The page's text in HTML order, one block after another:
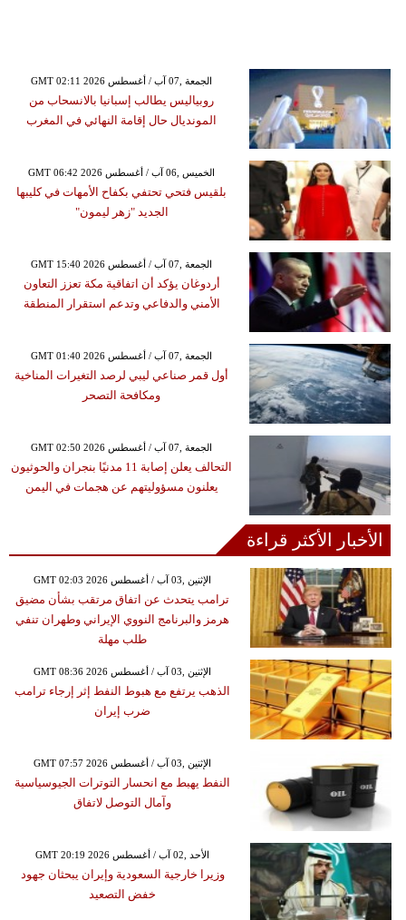
GMT 02:11 2026 الجمعة ,07 آب / أغسطس
روبياليس يطالب إسبانيا بالانسحاب من
المونديال حال إقامة النهائي في المغرب
GMT 06:42 2026 الخميس ,06 آب / أغسطس
بلقيس فتحي تحتفي بكفاح الأمهات في كليبها
الجديد "زهر ليمون"
GMT 15:40 2026 الجمعة ,07 آب / أغسطس
أردوغان يؤكد أن اتفاقية مكة تعزز التعاون
الأمني والدفاعي وتدعم استقرار المنطقة
GMT 01:40 2026 الجمعة ,07 آب / أغسطس
أول قمر صناعي ليبي لرصد التغيرات المناخية
ومكافحة التصحر
GMT 02:50 2026 الجمعة ,07 آب / أغسطس
التحالف يعلن إصابة 11 مدنيًا بنجران والحوثيون
يعلنون مسؤوليتهم عن هجمات في اليمن
الأخبار الأكثر قراءة
GMT 02:03 2026 الإثنين ,03 آب / أغسطس
ترامب يتحدث عن اتفاق مرتقب بشأن مضيق
هرمز والبرنامج النووي الإيراني وطهران تنفي
طلب مهلة
GMT 08:36 2026 الإثنين ,03 آب / أغسطس
الذهب يرتفع مع هبوط النفط إثر إرجاء ترامب
ضرب إيران
GMT 07:57 2026 الإثنين ,03 آب / أغسطس
النفط يهبط مع انحسار التوترات الجيوسياسية
وآمال التوصل لاتفاق
GMT 20:19 2026 الأحد ,02 آب / أغسطس
وزيرا خارجية السعودية وإيران يبحثان جهود
خفض التصعيد